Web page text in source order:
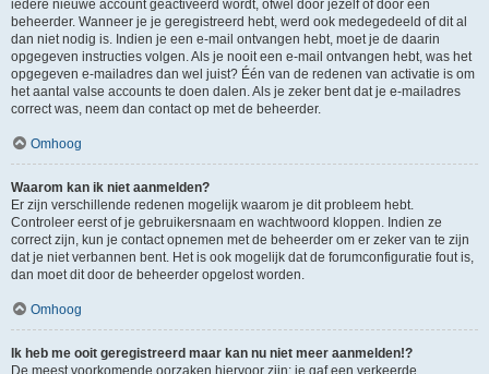
iedere nieuwe account geactiveerd wordt, ofwel door jezelf of door een
beheerder. Wanneer je je geregistreerd hebt, werd ook medegedeeld of dit al
dan niet nodig is. Indien je een e-mail ontvangen hebt, moet je de daarin
opgegeven instructies volgen. Als je nooit een e-mail ontvangen hebt, was het
opgegeven e-mailadres dan wel juist? Één van de redenen van activatie is om
het aantal valse accounts te doen dalen. Als je zeker bent dat je e-mailadres
correct was, neem dan contact op met de beheerder.
Omhoog
Waarom kan ik niet aanmelden?
Er zijn verschillende redenen mogelijk waarom je dit probleem hebt.
Controleer eerst of je gebruikersnaam en wachtwoord kloppen. Indien ze
correct zijn, kun je contact opnemen met de beheerder om er zeker van te zijn
dat je niet verbannen bent. Het is ook mogelijk dat de forumconfiguratie fout is,
dan moet dit door de beheerder opgelost worden.
Omhoog
Ik heb me ooit geregistreerd maar kan nu niet meer aanmelden!?
De meest voorkomende oorzaken hiervoor zijn: je gaf een verkeerde